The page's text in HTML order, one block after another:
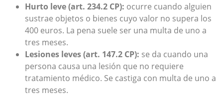
Hurto leve (art. 234.2 CP): ocurre cuando alguien
sustrae objetos o bienes cuyo valor no supera los
400 euros. La pena suele ser una multa de uno a
tres meses.
Lesiones leves (art. 147.2 CP): se da cuando una
persona causa una lesión que no requiere
tratamiento médico. Se castiga con multa de uno a
tres meses.